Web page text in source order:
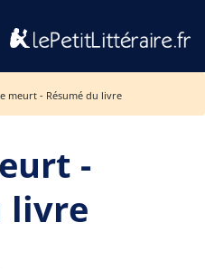
meurt - Résumé du livre
-
livre